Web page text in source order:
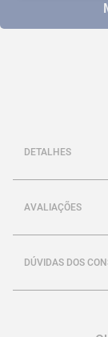
DETALHES
AVALIAÇÕES
DÚVIDAS DOS